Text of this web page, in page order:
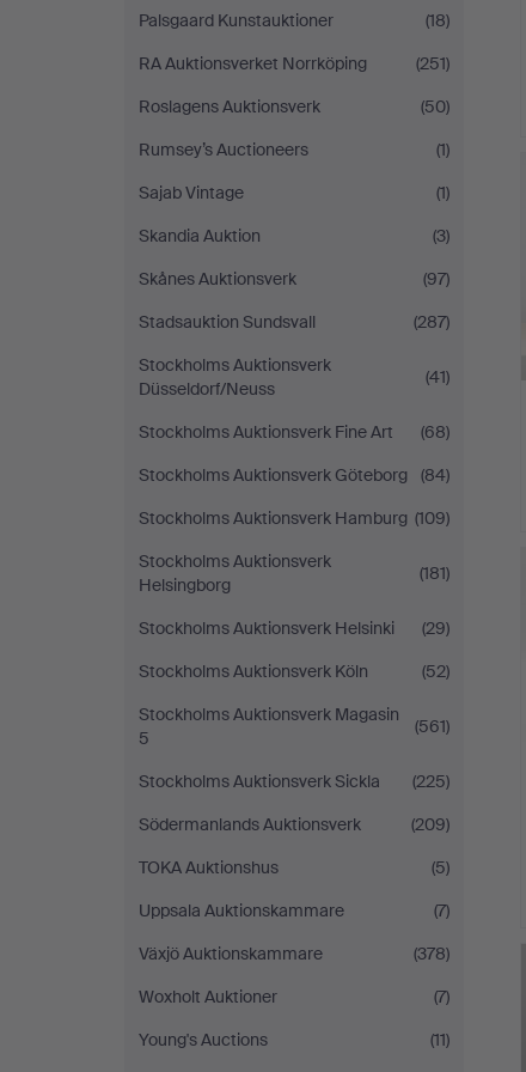
Palsgaard Kunstauktioner
(18)
RA Auktionsverket Norrköping
(251)
Roslagens Auktionsverk
(50)
Rumsey’s Auctioneers
(1)
Sajab Vintage
(1)
Skandia Auktion
(3)
Skånes Auktionsverk
(97)
Stadsauktion Sundsvall
(287)
Stockholms Auktionsverk
Düsseldorf/Neuss
(41)
Stockholms Auktionsverk Fine Art
(68)
Stockholms Auktionsverk Göteborg
(84)
Stockholms Auktionsverk Hamburg (109)
Stockholms Auktionsverk
Helsingborg
(181)
Stockholms Auktionsverk Helsinki
(29)
Stockholms Auktionsverk Köln
(52)
Stockholms Auktionsverk Magasin
5
(561)
Stockholms Auktionsverk Sickla
(225)
Södermanlands Auktionsverk
(209)
TOKA Auktionshus
(5)
Uppsala Auktionskammare
(7)
Växjö Auktionskammare
(378)
Woxholt Auktioner
(7)
Young's Auctions
(11)